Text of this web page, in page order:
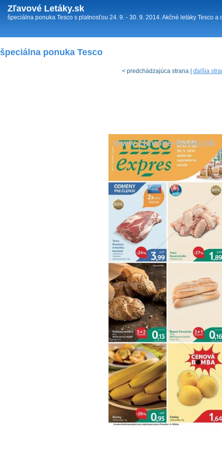
Zľavové Letáky.sk
špeciálna ponuka Tesco s platnosťou 24. 9. - 30. 9. 2014. Akčné letáky Tesco
špeciálna ponuka Tesco
< predchádzajúca strana | ďalšia